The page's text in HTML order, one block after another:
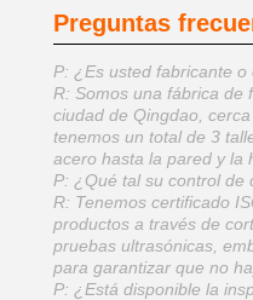
Preguntas
P: ¿Es usted fabricante
R: Somos una fábrica de
ciudad de Qingdao,
tenemos un total de 3
acero hasta la pared y la
P: ¿Qué tal su control de
R: Tenemos certificado
productos a través de
pruebas ultrasónicas,
para garantizar que no
P: ¿Está disponible la